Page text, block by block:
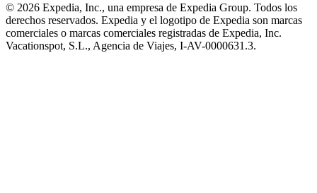
© 2026 Expedia, Inc., una empresa de Expedia Group. Todos los
derechos reservados. Expedia y el logotipo de Expedia son marcas
comerciales o marcas comerciales registradas de Expedia, Inc.
Vacationspot, S.L., Agencia de Viajes, I-AV-0000631.3.